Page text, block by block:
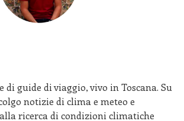
di guide di viaggio, vivo in Toscana. Su
notizie di clima e meteo e
ricerca di condizioni climatiche